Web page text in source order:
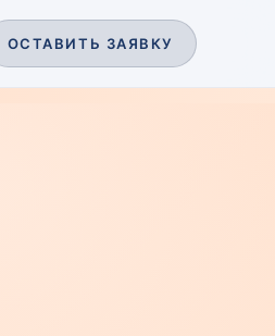
ОСТАВИТЬ ЗАЯВКУ